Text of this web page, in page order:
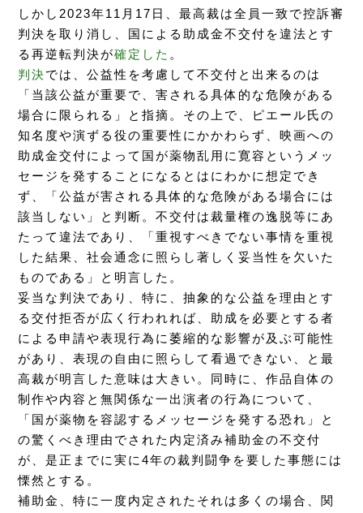
しかし2023年11月17日、最高裁は全員一致で控訴審
判決を取り消し、国による助成金不交付を違法とす
る再逆転判決が確定した 。
判決では、公益性を考慮して不交付と出来るのは
「当該公益が重要で、害される具体的な危険がある
場合に限られる」と指摘。その上で、ピエール氏の
知名度や演ずる役の重要性にかかわらず、映画への
助成金交付によって国が薬物乱用に寛容というメッ
セージを発することになるとはにわかに想定でき
ず、「公益が害される具体的な危険がある場合には
該当しない」と判断。不交付は裁量権の逸脱等にあ
たって違法であり、「重視すべきでない事情を重視
した結果、社会通念に照らし著しく妥当性を欠いた
ものである」と明言した。
妥当な判決であり、特に、抽象的な公益を理由とす
る交付拒否が広く行われれば、助成を必要とする者
による申請や表現行為に萎縮的な影響が及ぶ可能性
があり、表現の自由に照らして看過できない、と最
高裁が明言した意味は大きい。同時に、作品自体の
制作や内容と無関係な一出演者の行為について、
「国が薬物を容認するメッセージを発する恐れ」と
の驚くべき理由でされた内定済み補助金の不交付
が、是正までに実に4年の裁判闘争を要した事態には
慄然とする。
補助金、特に一度内定されたそれは多くの場合、関